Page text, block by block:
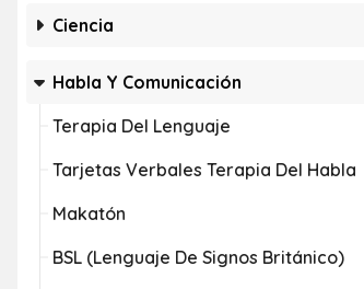
Ciencia
Habla Y Comunicación
Terapia Del Lenguaje
Tarjetas Verbales Terapia Del Habla
Makatón
BSL (lenguaje De Signos Británico)